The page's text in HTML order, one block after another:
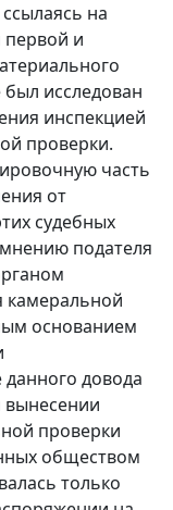
на
и
был исследован
инспекцией
проверки.
часть
от
судебных
подателя
камеральной
основанием
довода
вынесении
проверки
обществом
только